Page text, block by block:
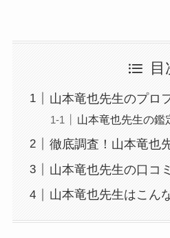
目
山本竜也先生のプロ
山本竜也先生の鑑
徹底調査！山本竜也
山本竜也先生の口コ
山本竜也先生はこん